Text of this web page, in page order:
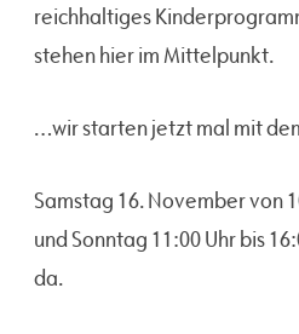
reichhaltiges
stehen hier im Mittelpunkt.
…wir starten jetzt mal mit
Samstag 16. November von
und Sonntag 11:00 Uhr bis
da.